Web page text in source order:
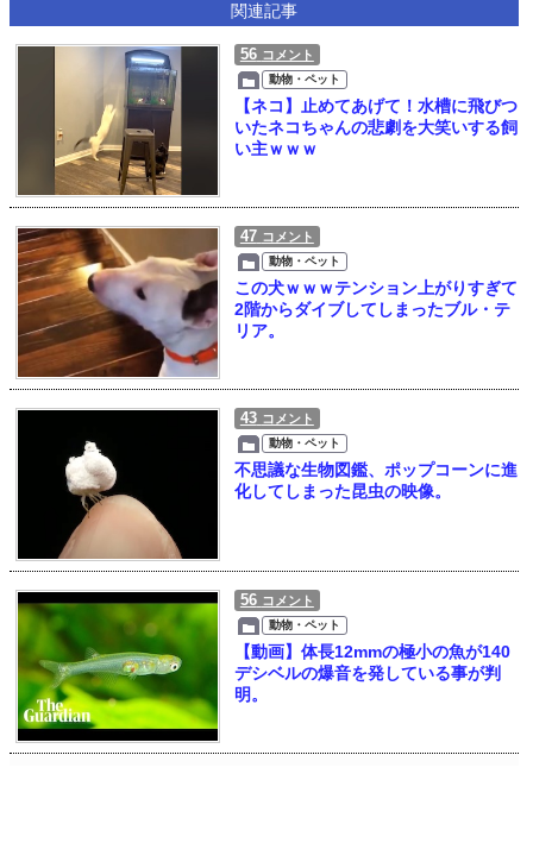
関連記事
56 コメント
動物・ペット
【ネコ】止めてあげて！水槽に飛びつ
いたネコちゃんの悲劇を大笑いする飼
い主ｗｗｗ
47 コメント
動物・ペット
この犬ｗｗｗテンション上がりすぎて
2階からダイブしてしまったブル・テ
リア。
43 コメント
動物・ペット
不思議な生物図鑑、ポップコーンに進
化してしまった昆虫の映像。
56 コメント
動物・ペット
【動画】体長12mmの極小の魚が140
デシベルの爆音を発している事が判
明。